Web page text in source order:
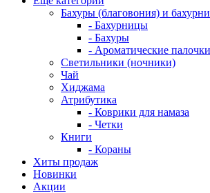
Бахуры (благовония) и
- Бахурницы
- Бахуры
- Ароматические палочки
Светильники (ночники)
Чай
Хиджама
Атрибутика
- Коврики для намаза
- Четки
Книги
- Кораны
Хиты продаж
Новинки
Акции